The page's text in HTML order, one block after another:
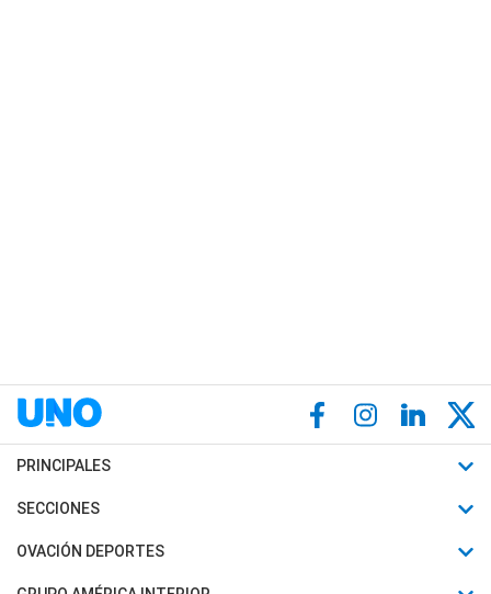
PRINCIPALES
Últimas Noticias
Política
SECCIONES
Horóscopo
Motores
OVACIÓN DEPORTES